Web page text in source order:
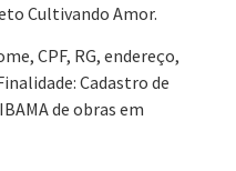
Cultivando Amor.
CPF, RG, endereço,
Cadastro de
de obras em